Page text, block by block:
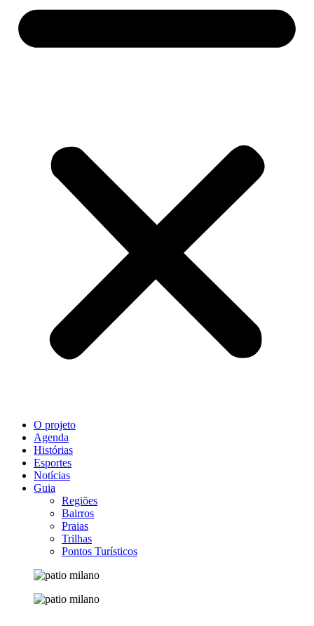
O projeto
Agenda
Histórias
Esportes
Notícias
Guia
Regiões
Bairros
Praias
Trilhas
Pontos Turísticos